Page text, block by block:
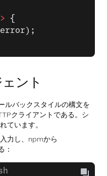
{
ント
ルバックスタイルの構文を
クライアントである。シ
ています。
力し、npmから
：